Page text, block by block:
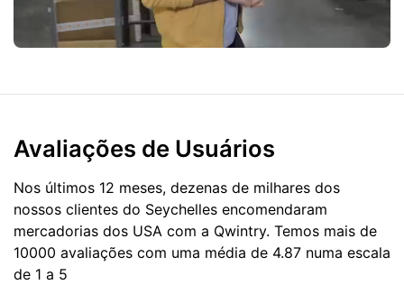
Avaliações de Usuários
Nos últimos 12 meses, dezenas de milhares dos
nossos clientes do Seychelles encomendaram
mercadorias dos USA com a Qwintry. Temos mais de
10000 avaliações com uma média de 4.87 numa escala
de 1 a 5